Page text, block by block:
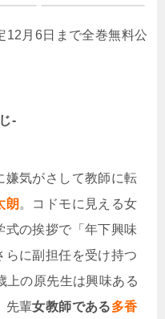
-
嫌気がさして教師に転
朗 。コドモに見える女
式の挨拶で「年下興味
らに副担任を受け持つ
上の原先生は興味ある
先輩女教師である多香